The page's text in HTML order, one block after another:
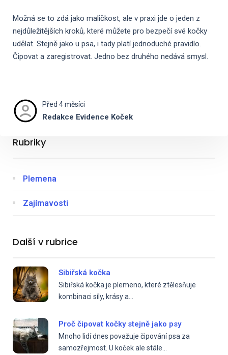
Možná se to zdá jako maličkost, ale v praxi jde o jeden z
nejdůležitějších kroků, které můžete pro bezpečí své kočky
udělat. Stejně jako u psa, i tady platí jednoduché pravidlo.
Čipovat a zaregistrovat. Jedno bez druhého nedává smysl.
Před 4 měsíci
Redakce Evidence Koček
Rubriky
Plemena
Zajímavosti
Další v rubrice
Sibiřská kočka
Sibiřská kočka je plemeno, které ztělesňuje
kombinaci síly, krásy a...
Proč čipovat kočky stejně jako psy
Mnoho lidí dnes považuje čipování psa za
samozřejmost. U koček ale stále...